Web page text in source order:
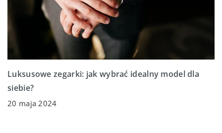
Luksusowe zegarki: jak wybrać idealny model dla
siebie?
20 maja 2024